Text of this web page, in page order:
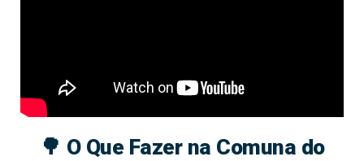
🌳 O Que Fazer na Comuna do